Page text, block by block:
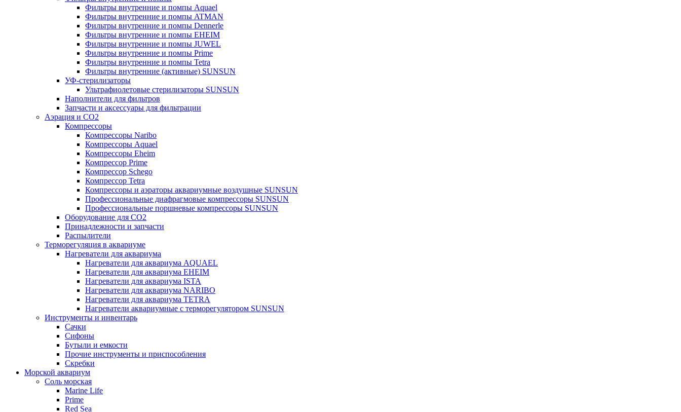
Фильтры внутренние и помпы Aquael
Фильтры внутренние и помпы ATMAN
Фильтры внутренние и помпы Dennerle
Фильтры внутренние и помпы EHEIM
Фильтры внутренние и помпы JUWEL
Фильтры внутренние и помпы Prime
Фильтры внутренние и помпы Tetra
Фильтры внутренние (активные) SUNSUN
УФ-стерилизаторы
Ультрафиолетовые стерилизаторы SUNSUN
Наполнители для фильтров
Запчасти и аксессуары для фильтрации
Аэрация и CO2
Компрессоры
Компрессоры Naribo
Компрессоры Aquael
Компрессоры Eheim
Компрессор Prime
Компрессор Schego
Компрессор Tetra
Компрессоры и аэраторы аквариумные воздушные SUNSUN
Профессиональные диафрагмовые компрессоры SUNSUN
Профессиональные поршневые компрессоры SUNSUN
Оборудование для CO2
Принадлежности и запчасти
Распылители
Терморегуляция в аквариуме
Нагреватели для аквариума
Нагреватели для аквариума AQUAEL
Нагреватели для аквариума EHEIM
Нагреватели для аквариума ISTA
Нагреватели для аквариума NARIBO
Нагреватели для аквариума TETRA
Нагреватели аквариумные с терморегулятором SUNSUN
Инструменты и инвентарь
Сачки
Сифоны
Бутыли и емкости
Прочие инструменты и приспособления
Скребки
Морской аквариум
Соль морская
Marine Life
Prime
Red Sea